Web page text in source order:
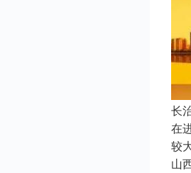
长
在
较
山